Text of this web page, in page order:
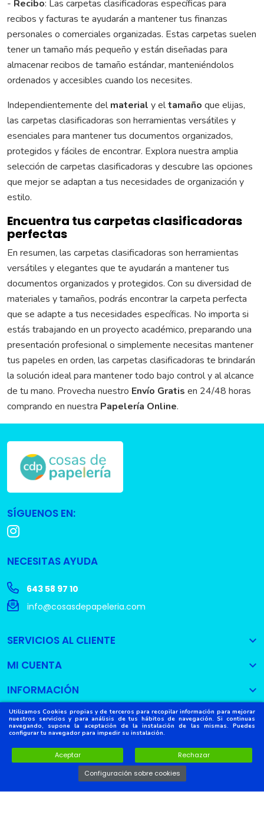
Utilizamos Cookies propias y de terceros para recopilar información para mejorar
nuestros servicios y para análisis de tus hábitos de navegación. Si continuas
navegando, supone la aceptación de la instalación de las mismas. Puedes
configurar tu navegador para impedir su instalación.
Aceptar
Rechazar
Configuración sobre cookies
- Recibo: Las carpetas clasificadoras específicas para
recibos y facturas te ayudarán a mantener tus finanzas
personales o comerciales organizadas. Estas carpetas suelen
tener un tamaño más pequeño y están diseñadas para
almacenar recibos de tamaño estándar, manteniéndolos
ordenados y accesibles cuando los necesites.
Independientemente delmaterial y eltamaño que elijas,
las carpetas clasificadoras son herramientas versátiles y
esenciales para mantener tus documentos organizados,
protegidos y fáciles de encontrar. Explora nuestra amplia
selección de carpetas clasificadoras y descubre las opciones
que mejor se adaptan a tus necesidades de organización y
estilo.
Encuentra tus carpetas clasificadoras
perfectas
En resumen, las carpetas clasificadoras son herramientas
versátiles y elegantes que te ayudarán a mantener tus
documentos organizados y protegidos. Con su diversidad de
materiales y tamaños, podrás encontrar la carpeta perfecta
que se adapte a tus necesidades específicas. No importa si
estás trabajando en un proyecto académico, preparando una
presentación profesional o simplemente necesitas mantener
tus papeles en orden, las carpetas clasificadoras te brindarán
la solución ideal para mantener todo bajo control y al alcance
de tu mano. Provecha nuestro Envío Gratis en 24/48 horas
comprando en nuestra Papelería Online.
SÍGUENOS EN:
NECESITAS AYUDA
643 58 97 10
info@cosasdepapeleria.com
SERVICIOS AL CLIENTE

MI CUENTA

INFORMACIÓN

Copyright © 2022Cosas de Papelería
reservados.